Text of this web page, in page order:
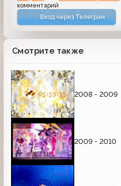
комментарий
Вход через Телеграм
Смотрите также
2008 - 2009
2009 - 2010